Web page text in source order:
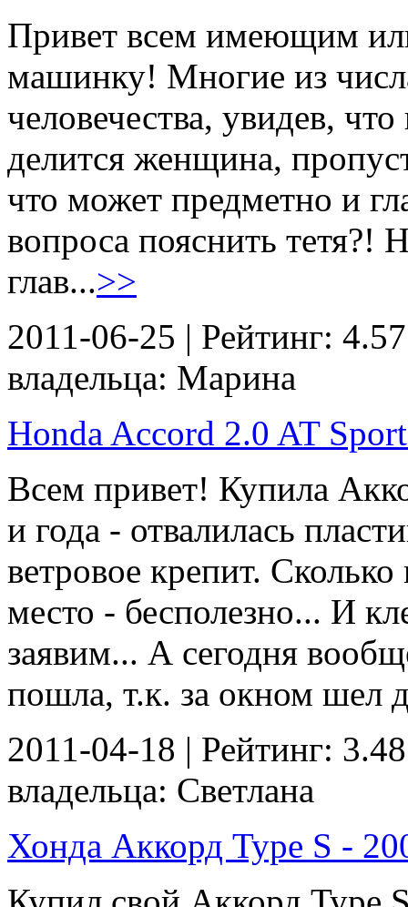
Привет всем имеющим
машинку! Многие из
человечества, увидев,
делится женщина,
что может предметно и
вопроса пояснить тетя?!
глав...>>
2011-06-25 | Рейтинг:
владельца: Марина
Honda Accord 2.0 AT
Всем привет! Купила
и года - отвалилась
ветровое крепит.
место - бесполезно... И
заявим... А сегодня
пошла, т.к. за окном шел
2011-04-18 | Рейтинг:
владельца: Светлана
Хонда Аккорд Type S -